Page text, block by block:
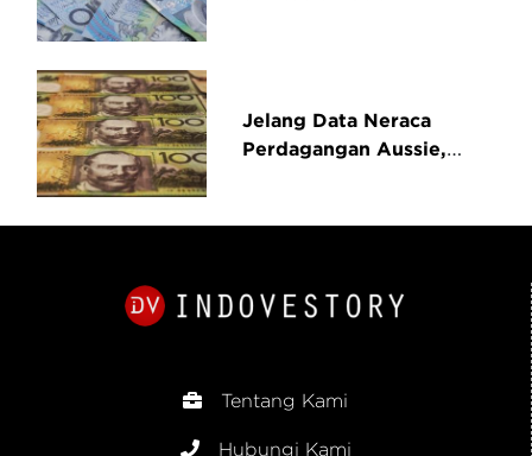
Jelang Data Neraca
Perdagangan Aussie,
Tentang Kami
Hubungi Kami